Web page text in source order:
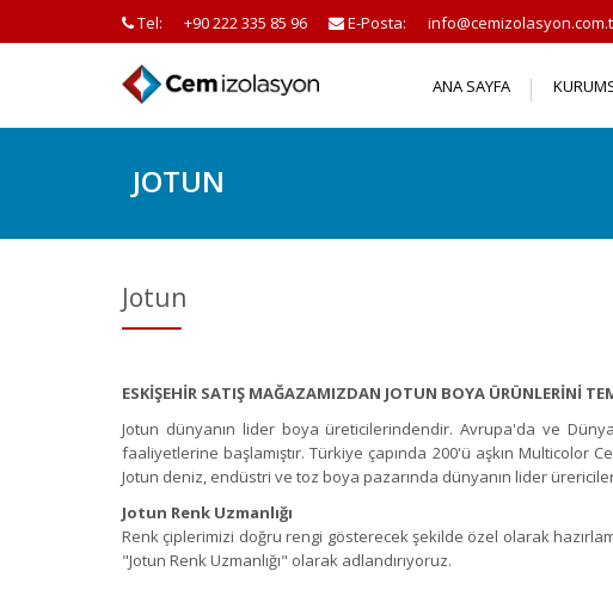
Tel: +90 222 335 85 96 E-Posta:
ANA SAYFA
JOTUN
Jotun
ESKİŞEHİR SATIŞ MAĞAZAMIZDAN JOTUN BOYA ÜRÜNLERİNİ
Jotun dünyanın lider boya üreticilerindendir. Avrupa'da ve
faaliyetlerine başlamıştır. Türkiye çapında 200'ü aşkın
Jotun deniz, endüstri ve toz boya pazarında dünyanın lider
Jotun Renk Uzmanlığı
Renk çiplerimizi doğru rengi gösterecek şekilde özel olarak
"Jotun Renk Uzmanlığı" olarak adlandırıyoruz.